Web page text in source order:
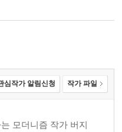
심작가 알림신청 작가 파일
모더니즘 작가 버지